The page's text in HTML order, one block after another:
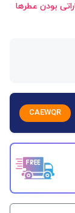
بودن عطرها
CAEWQR